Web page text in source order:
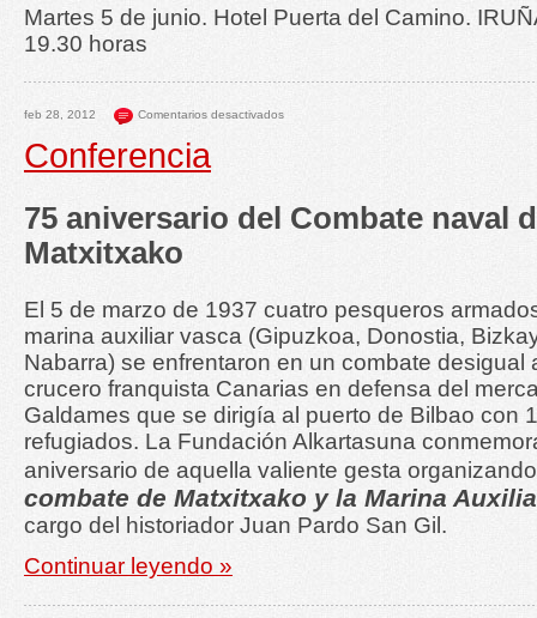
Martes 5 de junio. Hotel Puerta del Camino.
19.30 horas
feb 28, 2012 Comentarios desactivados
Conferencia
75 aniversario del Combate naval
Matxitxako
El 5 de marzo de 1937 cuatro pesqueros
marina auxiliar vasca (Gipuzkoa, Donostia,
Nabarra) se enfrentaron en un combate desigual
crucero franquista Canarias en defensa del
Galdames que se dirigía al puerto de Bilbao con
refugiados. La Fundación Alkartasuna
aniversario de aquella valiente gesta
combate de Matxitxako y la Marina
cargo del historiador Juan Pardo San Gil.
Continuar leyendo »